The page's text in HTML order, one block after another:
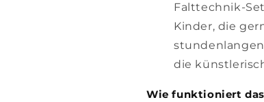
Falttechnik-
Kinder, die
die
Wie funktioniert